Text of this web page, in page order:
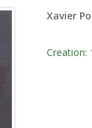
Xavier
Creation: